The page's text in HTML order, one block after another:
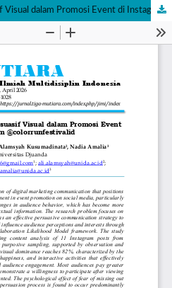
Analisis Komunikasi Persuasif Visual dalam Promosi Event di Instagram @colorrunfestivalid